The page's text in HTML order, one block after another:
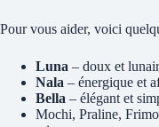
Pour vous aider, voici
Luna – doux et
Nala – énergique et
Bella – élégant et
Mochi, Praline,